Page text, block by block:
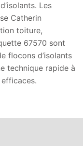
Les
Catherin
toiture,
67570 sont
flocons d’isolants
technique rapide à
efficaces.